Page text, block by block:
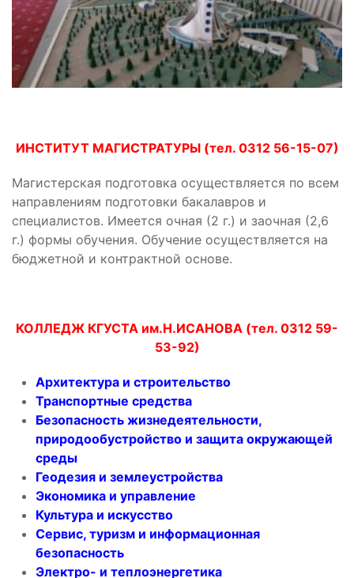
ИНСТИТУТ МАГИСТРАТУРЫ(тел. 0312 56-15-07)
Магистерская подготовка осуществляется по всем
направлениям подготовки бакалавров и
специалистов. Имеется очная (2 г.) и заочная (2,6
г.) формы обучения. Обучение осуществляется на
бюджетной и контрактной основе.
КОЛЛЕДЖ КГУСТА им.Н.ИСАНОВА (тел. 0312 59-
53-92)
Архитектура и строительство
Транспортные средства
Безопасность жизнедеятельности,
природообустройство и защита окружающей
среды
Геодезия и землеустройства
Экономика и управление
Культура и искусство
Сервис, туризм и информационная
безопасность
Электро- и теплоэнергетика